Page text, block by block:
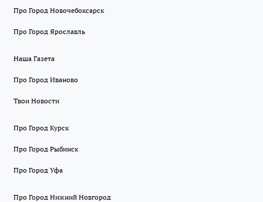
Про Город Новочебоксарск
Про Город Ярославль
Наша Газета
Про Город Иваново
Твои Новости
Про Город Курск
Про Город Рыбинск
Про Город Уфа
Про Город Нижний Новгород